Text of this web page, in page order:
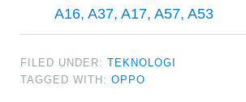
A16, A37, A17, A57, A53
FILED UNDER:TEKNOLOGI
TAGGED WITH:OPPO